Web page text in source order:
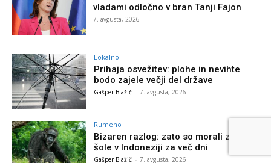
vladami odločno v bran Tanji Fajon
7. avgusta, 2026
Lokalno
Prihaja osvežitev: plohe in nevihte
bodo zajele večji del države
Gašper Blažič - 7. avgusta, 2026
Rumeno
Bizaren razlog: zato so morali zapreti
šole v Indoneziji za več dni
Gašper Blažič - 7. avgusta, 2026